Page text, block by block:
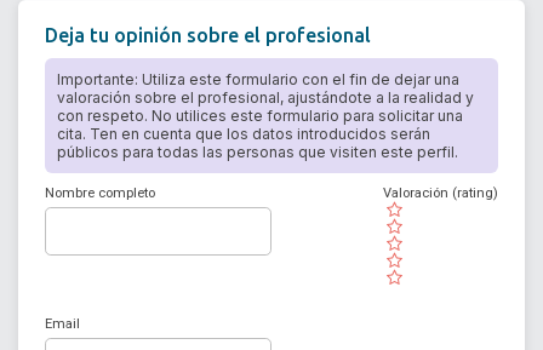
Deja tu opinión sobre el profesional
Importante: Utiliza este formulario con el fin de dejar una
valoración sobre el profesional, ajustándote a la realidad y
con respeto. No utilices este formulario para solicitar una
cita. Ten en cuenta que los datos introducidos serán
públicos para todas las personas que visiten este perfil.
Nombre completo
( )
( )
( )
( )
( )
Valoración (rating)
Email